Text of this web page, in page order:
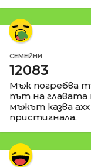
СЕМЕЙНИ
12083
Мъж погребва
път на главата
мъжът казва
пристигнала.